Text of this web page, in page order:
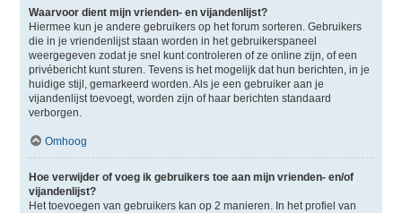
Waarvoor dient mijn vrienden- en vijandenlijst?
Hiermee kun je andere gebruikers op het forum sorteren. Gebruikers
die in je vriendenlijst staan worden in het gebruikerspaneel
weergegeven zodat je snel kunt controleren of ze online zijn, of een
privébericht kunt sturen. Tevens is het mogelijk dat hun berichten, in je
huidige stijl, gemarkeerd worden. Als je een gebruiker aan je
vijandenlijst toevoegt, worden zijn of haar berichten standaard
verborgen.
Omhoog
Hoe verwijder of voeg ik gebruikers toe aan mijn vrienden- en/of
vijandenlijst?
Het toevoegen van gebruikers kan op 2 manieren. In het profiel van